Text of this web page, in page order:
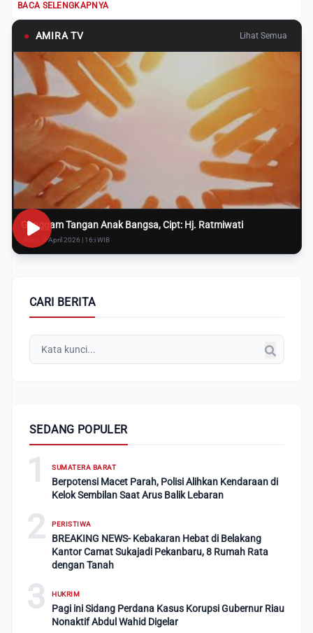
BACA SELENGKAPNYA
● AMIRA TV Lihat Semua
Genggam Tangan Anak Bangsa, Cipt: Hj. Ratmiwati
Rabu, 8 April 2026 | 16:i WIB
CARI BERITA
SEDANG POPULER
1 SUMATERA BARAT
Berpotensi Macet Parah, Polisi Alihkan Kendaraan di
Kelok Sembilan Saat Arus Balik Lebaran
2 PERISTIWA
BREAKING NEWS- Kebakaran Hebat di Belakang
Kantor Camat Sukajadi Pekanbaru, 8 Rumah Rata
dengan Tanah
3 HUKRIM
Pagi ini Sidang Perdana Kasus Korupsi Gubernur Riau
Nonaktif Abdul Wahid Digelar